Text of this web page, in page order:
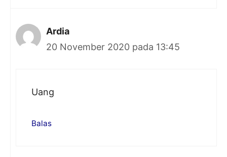
Ardia
20 November 2020 pada 13:45
Uang
Balas